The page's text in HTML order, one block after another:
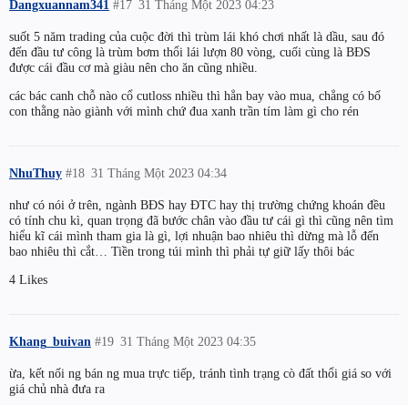
Dangxuannam341 31 Tháng Một 2023 04:23
#17
suốt 5 năm trading của cuộc đời thì trùm lái khó chơi nhất là dầu, sau đó
đến đầu tư công là trùm bơm thổi lái lượn 80 vòng, cuối cùng là BĐS
được cái đầu cơ mà giàu nên cho ăn cũng nhiều.
các bác canh chỗ nào cổ cutloss nhiều thì hẳn bay vào mua, chẳng có bố
con thằng nào giành với mình chứ đua xanh trần tím làm gì cho rén
NhuThuy 31 Tháng Một 2023 04:34
#18
như có nói ở trên, ngành BĐS hay ĐTC hay thị trường chứng khoán đều
có tính chu kì, quan trọng đã bước chân vào đầu tư cái gì thì cũng nên tìm
hiểu kĩ cái mình tham gia là gì, lợi nhuận bao nhiêu thì dừng mà lỗ đến
bao nhiêu thì cắt… Tiền trong túi mình thì phải tự giữ lấy thôi bác
4 Likes
Khang_buivan 31 Tháng Một 2023 04:35
#19
ừa, kết nối ng bán ng mua trực tiếp, tránh tình trạng cò đất thổi giá so với
giá chủ nhà đưa ra